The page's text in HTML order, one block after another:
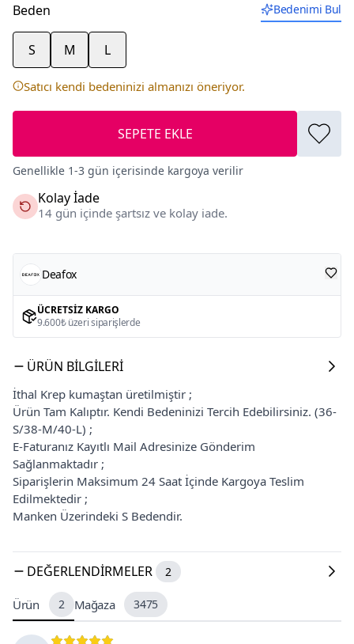
Beden Bedenimi Bul
S M L
Satıcı kendi bedeninizi almanızı öneriyor.
SEPETE EKLE
Genellikle 1-3 gün içerisinde kargoya verilir
Kolay İade
14 gün içinde şartsız ve kolay iade.
Deafox
ÜCRETSIZ KARGO
9.600₺ üzeri siparişlerde
ÜRÜN BILGILERI
İthal Krep kumaştan üretilmiştir ;
Ürün Tam Kalıptır. Kendi Bedeninizi Tercih Edebilirsiniz. (36-
S/38-M/40-L) ;
E-Faturanız Kayıtlı Mail Adresinize Gönderim
Sağlanmaktadır ;
Siparişlerin Maksimum 24 Saat İçinde Kargoya Teslim
Edilmektedir ;
Manken Üzerindeki S Bedendir.
DEĞERLENDIRMELER 2
Ürün 2 Mağaza 3475